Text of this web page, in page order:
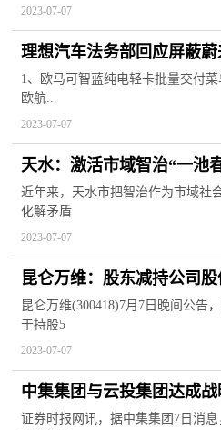
2023-07-07
理想汽车法务部回应屏蔽
1、欧马可智蓝纯电轻卡批量交付
欧航...
2023-07-07
天水：激活市域智治“一池
近年来，天水市把智治作为市域社
化解矛盾
2023-07-07
昆仑万维：股东减持公司
昆仑万维(300418)7月7日晚间公告
于持股5
2023-07-07
中集集团与云投集团达成
证券时报网讯，据中集集团7日消